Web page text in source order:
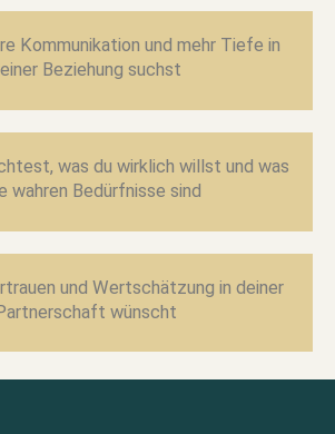
Kommunikation und mehr Tiefe in
Beziehung suchst
was du wirklich willst und was
wahren Bedürfnisse sind
und Wertschätzung in deiner
wünscht